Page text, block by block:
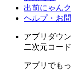
出前にゃん
ヘルプ・お
アプリダウ
二次元コー
アプリでも